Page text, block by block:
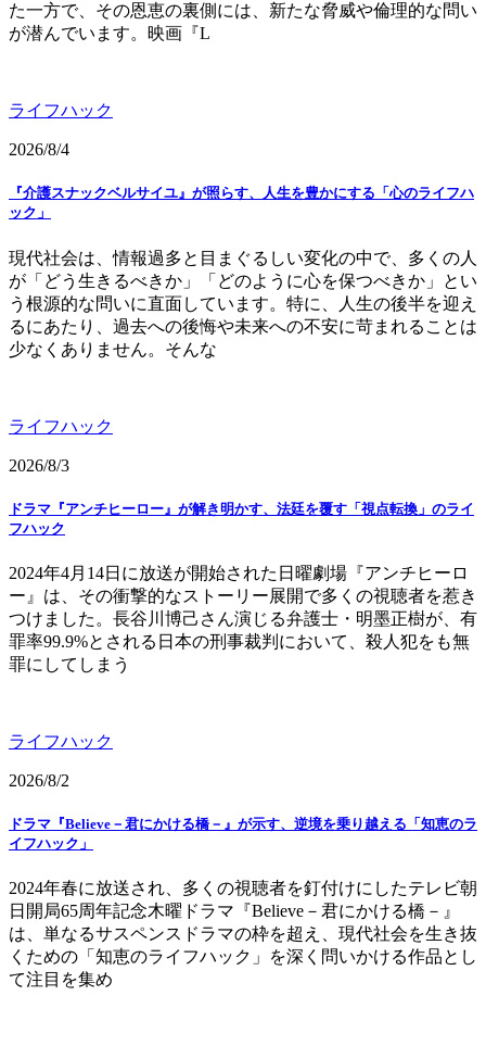
た一方で、その恩恵の裏側には、新たな脅威や倫理的な問い
が潜んでいます。映画『L
ライフハック
2026/8/4
『介護スナックベルサイユ』が照らす、人生を豊かにする「心のライフハ
ック」
現代社会は、情報過多と目まぐるしい変化の中で、多くの人
が「どう生きるべきか」「どのように心を保つべきか」とい
う根源的な問いに直面しています。特に、人生の後半を迎え
るにあたり、過去への後悔や未来への不安に苛まれることは
少なくありません。そんな
ライフハック
2026/8/3
ドラマ『アンチヒーロー』が解き明かす、法廷を覆す「視点転換」のライ
フハック
2024年4月14日に放送が開始された日曜劇場『アンチヒーロ
ー』は、その衝撃的なストーリー展開で多くの視聴者を惹き
つけました。長谷川博己さん演じる弁護士・明墨正樹が、有
罪率99.9%とされる日本の刑事裁判において、殺人犯をも無
罪にしてしまう
ライフハック
2026/8/2
ドラマ『Believe－君にかける橋－』が示す、逆境を乗り越える「知恵のラ
イフハック」
2024年春に放送され、多くの視聴者を釘付けにしたテレビ朝
日開局65周年記念木曜ドラマ『Believe－君にかける橋－』
は、単なるサスペンスドラマの枠を超え、現代社会を生き抜
くための「知恵のライフハック」を深く問いかける作品とし
て注目を集め